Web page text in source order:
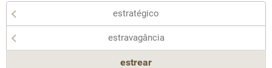
estratégico
estravagância
estrear